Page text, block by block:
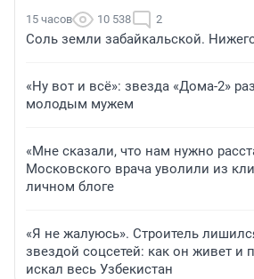
15 часов 10 538 2
Соль земли забайкальской.
«Ну вот и всё»: звезда «Дома-2»
молодым мужем
«Мне сказали, что нам нужно
Московского врача уволили из
личном блоге
«Я не жалуюсь». Строитель
звездой соцсетей: как он живет и
искал весь Узбекистан